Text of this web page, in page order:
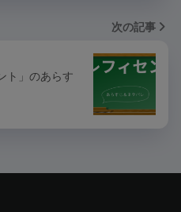
次の記事
ト」のあらす